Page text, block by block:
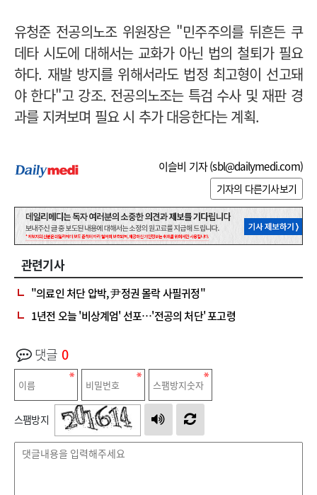
유청준 전공의노조 위원장은 "민주주의를 뒤흔든 쿠
데타 시도에 대해서는 교화가 아닌 법의 철퇴가 필요
하다. 재발 방지를 위해서라도 법정 최고형이 선고돼
야 한다"고 강조. 전공의노조는 특검 수사 및 재판 경
과를 지켜보며 필요 시 추가 대응한다는 계획.
이슬비 기자 (sbl@dailymedi.com)
기자의 다른기사보기
관련기사
"의료인 처단 압박, 尹정권 몰락 사필귀정"
1년전 오늘 '비상계엄' 선포…'전공의 처단' 포고령
댓글 0
스팸방지